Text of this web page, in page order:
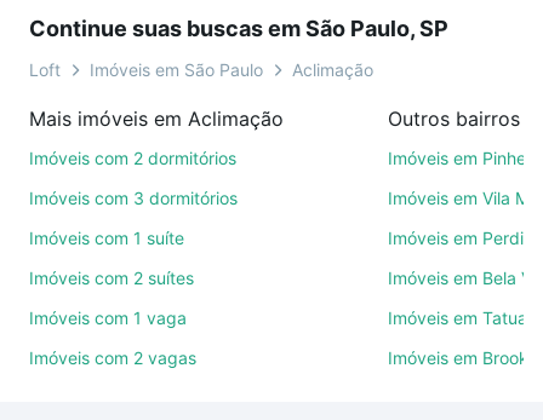
videochamada, é grátis, sem compromisso e você
ainda conta com mais de 46 mil corretores e
de imóveis.
ruas, bairros e até condomínios favoritos. Você
também pode usar os filtros como quantidade de
quartos, suítes, com ou sem vaga de garagem para
comodidades, como piscina, academia, salão de
Continue suas buscas em São Paulo, SP
Loft Imóveis em São Paulo Aclimação
Mais imóveis em Aclimação
Imóveis com 2 dormitórios
Imóveis com 3 dormitórios
Imóveis com 1 suíte
Imóveis com 2 suítes
Imóveis com 1 vaga
Imóveis com 2 vagas
Outros bairros
Imóveis em
Imóveis em Vila
Imóveis em
Imóveis em Bela
Imóveis em
Imóveis em